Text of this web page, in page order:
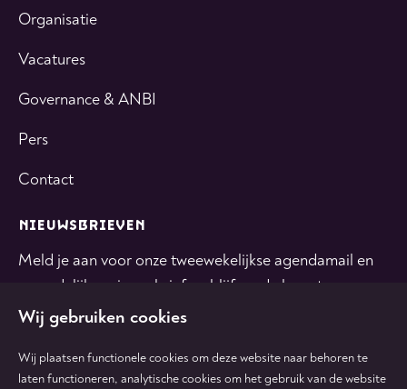
Organisatie
Vacatures
Governance & ANBI
Pers
Contact
NIEUWSBRIEVEN
Meld je aan voor onze tweewekelijkse agendamail en
maandelijkse nieuwsbrief en blijf op de hoogte.
Wij gebruiken cookies
Wij plaatsen functionele cookies om deze website naar behoren te
laten functioneren, analytische cookies om het gebruik van de website